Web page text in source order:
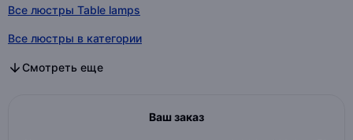
Все люстры Table lamps
Все люстры в категории
Все дизайнерские люстры в категории
Все люстры в категории
Смотреть еще
Ваш заказ